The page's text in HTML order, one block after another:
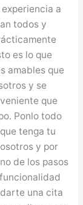
a
todos y
es lo que
amables que
y se
que
Ponlo todo
tenga tu
y por
de los pasos
una cita